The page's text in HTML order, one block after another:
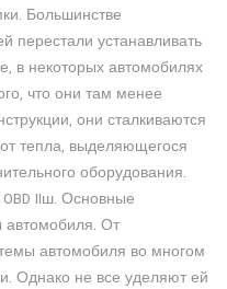
Большинстве
перестали устанавливать
в некоторых автомобилях
что они там менее
они сталкиваются
тепла, выделяющегося
оборудования.
IIш. Основные
автомобиля. От
автомобиля во многом
Однако не все уделяют ей